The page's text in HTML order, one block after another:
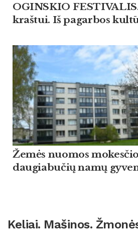
OGINSKIO
kraštui. Iš pagarbos
Žemės nuomos
daugiabučių namų
Keliai. Mašinos.